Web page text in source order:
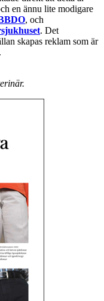
en ännu lite modigare
, och
. Det
skapas reklam som är